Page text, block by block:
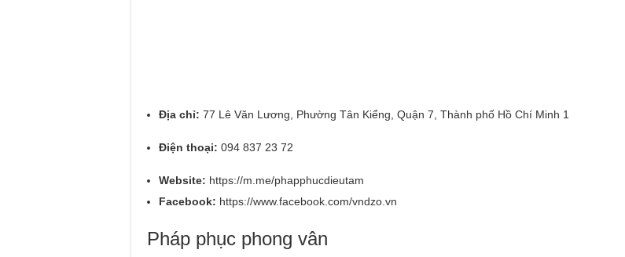
Địa chỉ: 77 Lê Văn Lương, Phường Tân Kiểng, Quận 7, Thành phố Hồ Chí Minh 1
Điện thoại: 094 837 23 72
Website: https://m.me/phapphucdieutam
Facebook: https://www.facebook.com/vndzo.vn
Pháp phục phong vân